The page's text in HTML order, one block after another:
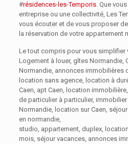
#résidences-les-Temporis. Que
entreprise ou une collectivité, Les
vous écouter et de vous proposer
la réservation de votre appartement
Le tout compris pour vous simplifier
Logement à louer, gîtes Normandie,
Normandie, annonces immobilières
location sans agence, location à
Caen, apt Caen, location
de particulier à particulier,
Normandie, location sur Caen,
en normandie,
studio, appartement, duplex,
mois, séjour vacances, annonces